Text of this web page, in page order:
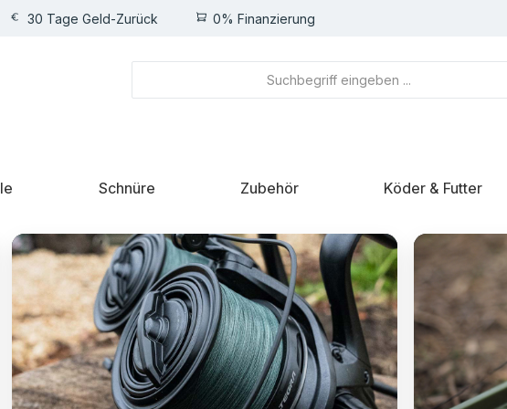
30 Tage Geld-Zurück 0% Finanzierung
Schnüre Zubehör Köder & Futter